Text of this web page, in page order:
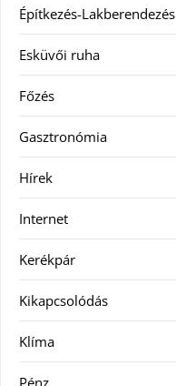
Építkezés-Lakberendezés
Esküvői ruha
Főzés
Gasztronómia
Hírek
Internet
Kerékpár
Kikapcsolódás
Klíma
Pénz